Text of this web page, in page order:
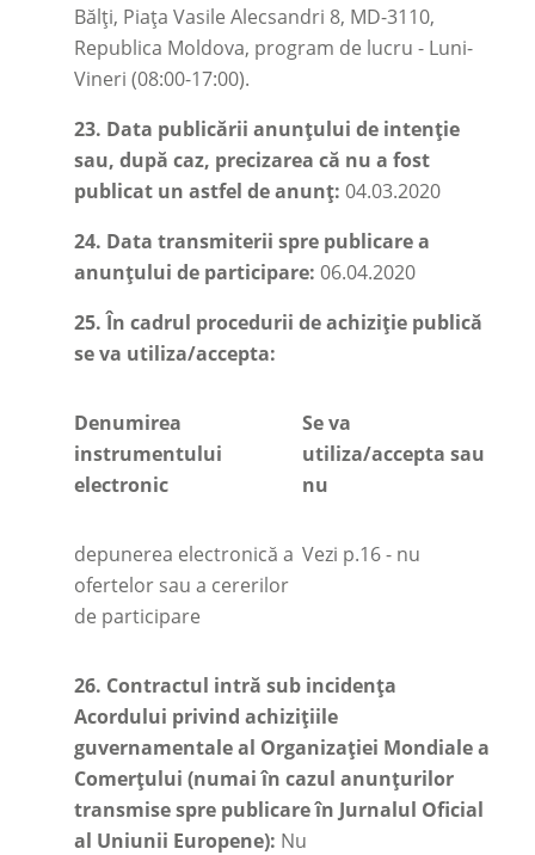
Bălți, Piața Vasile Alecsandri 8, MD-3110,
Republica Moldova, program de lucru - Luni-
Vineri (08:00-17:00).
23. Data publicării anunțului de intenție
sau, după caz, precizarea că nu a fost
publicat un astfel de anunț: 04.03.2020
24. Data transmiterii spre publicare a
anunțului de participare: 06.04.2020
25.În cadrul procedurii de achiziție publică
se va utiliza/accepta:
Denumirea
instrumentului
electronic
Se va
utiliza/accepta sau
nu
depunerea electronică a
ofertelor sau a cererilor
de participare
Vezi p.16 - nu
26. Contractul intră sub incidența
Acordului privind achizițiile
guvernamentale al Organizației Mondiale a
Comerțului (numai în cazul anunțurilor
transmise spre publicare în Jurnalul Oficial
al Uniunii Europene): Nu